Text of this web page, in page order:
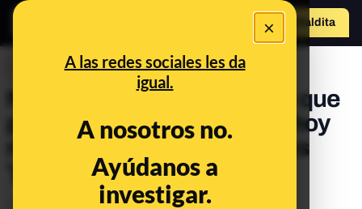
×
A las redes sociales les da
igual.
A nosotros no.
Ayúdanos a
investigar.
Hazte Maldito
No, este mensaje que dice que
puedes "recibir alimentos hoy
mismo" no es de Cáritas: es
'phishing'